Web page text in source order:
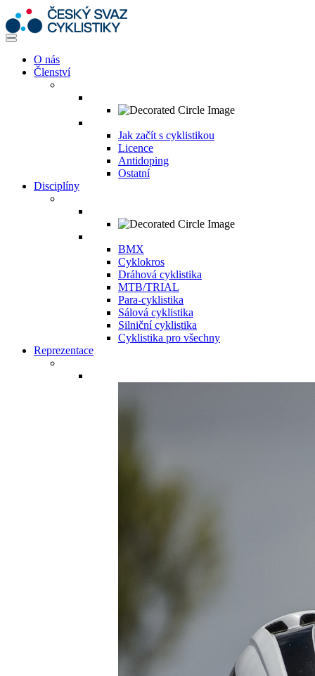
O nás
Členství
Jak začít s cyklistikou
Licence
Antidoping
Ostatní
Disciplíny
BMX
Cyklokros
Dráhová cyklistika
MTB/TRIAL
Para-cyklistika
Sálová cyklistika
Silniční cyklistika
Cyklistika pro všechny
Reprezentace